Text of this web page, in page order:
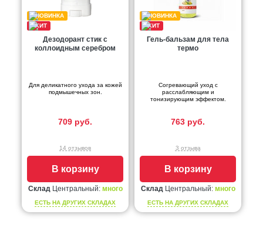
Дезодорант стик с
коллоидным серебром
Для деликатного ухода за кожей
подмышечных зон.
709 руб.
14 отзывов
В корзину
Склад Центральный: много
ЕСТЬ НА ДРУГИХ СКЛАДАХ
Гель-бальзам для тела
термо
Согревающий уход с
расслабляющим и
тонизирующим эффектом.
763 руб.
3 отзыва
В корзину
Склад Центральный: много
ЕСТЬ НА ДРУГИХ СКЛАДАХ